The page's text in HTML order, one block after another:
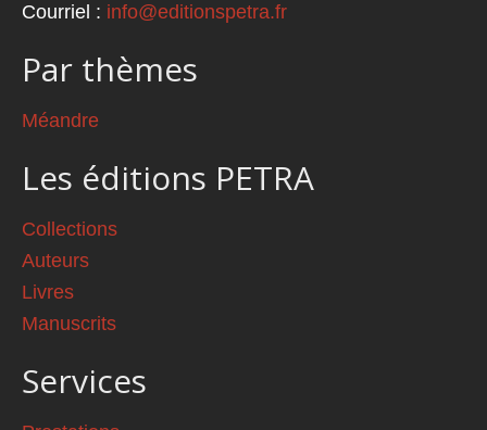
Courriel : info@editionspetra.fr
Par thèmes
Méandre
Les éditions PETRA
Collections
Auteurs
Livres
Manuscrits
Services